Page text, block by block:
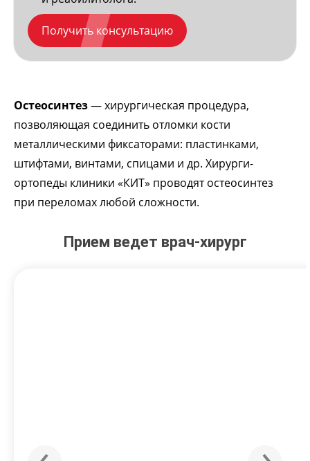
Получить консультацию
Остеосинтез— хирургическая процедура,
позволяющая соединить отломки кости
металлическими фиксаторами: пластинками,
штифтами, винтами, спицами и др. Хирурги-
ортопеды клиники «КИТ» проводят остеосинтез
при переломах любой сложности.
Прием ведет врач-хирург